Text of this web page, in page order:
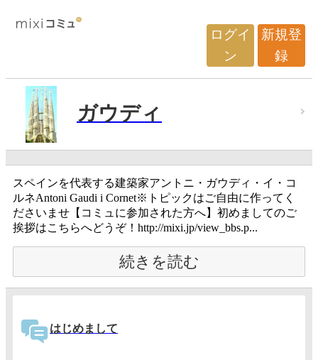
ログイ
ン
新規登
録
ガウディ
スペインを代表する建築家アントニ・ガウディ・イ・コ
ルネAntoni Gaudi i Cornet※トピックはご自由に作ってく
ださいませ【コミュに参加された方へ】初めましてのご
挨拶はこちらへどうぞ！http://mixi.jp/view_bbs.p...
続きを読む
はじめまして